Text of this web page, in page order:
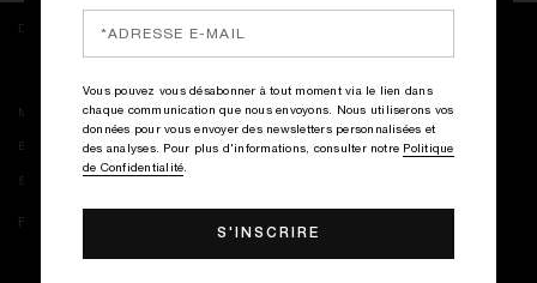
DÉCOUVREZ NOS NOUVEAUTÉS ET OFFRES EXCLUSIVES
MON COMPTE
BOUTIQUES KILIAN
SERVICE CLIENT
Vous pouvez vous désabonner à tout moment via le lien dans
chaque communication que nous envoyons. Nous utiliserons vos
données pour vous envoyer des newsletters personnalisées et
des analyses. Pour plus d'informations, consulter notre Politique
de Confidentialité.